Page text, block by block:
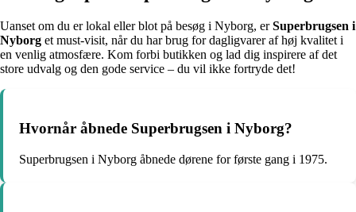
Uanset om du er lokal eller blot på besøg i Nyborg, erSuperbrugsen i
Nyborg et must-visit, når du har brug for dagligvarer af høj kvalitet i
en venlig atmosfære. Kom forbi butikken og lad dig inspirere af det
store udvalg og den gode service – du vil ikke fortryde det!
Hvornår åbnede Superbrugsen i Nyborg?
Superbrugsen i Nyborg åbnede dørene for første gang i 1975.